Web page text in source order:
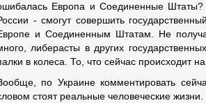
Европа и Соединенные
- смогут совершить
и Соединенным Штатам. Не
либерасты в других
в колеса. То, что сейчас происходит
по Украине комментировать
стоят реальные человеческие жизни.